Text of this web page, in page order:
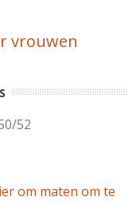
vrouwen
52
om maten om te